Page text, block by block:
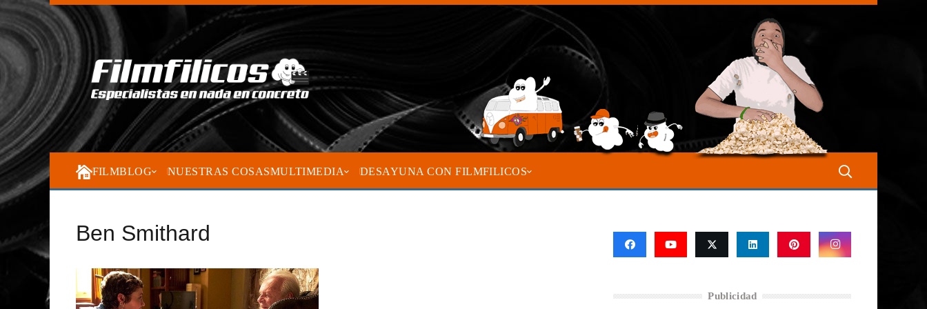
FILMBLOG NUESTRAS COSASMULTIMEDIA DESAYUNA CON FILMFILICOS
Ben Smithard
Publicidad